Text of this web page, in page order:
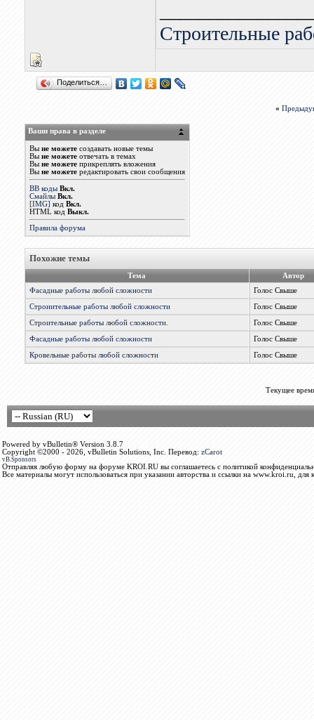
Строительные
Поделиться…
«
Ваши права в разделе
Вы не можетесоздавать новые темы
Вы не можетеотвечать в темах
Вы не можетеприкреплять вложения
Вы не можетередактировать свои сообщения
BB коды Вкл.
Смайлы Вкл.
[IMG] код Вкл.
HTML код Выкл.
Правила форума
Похожие темы
Тема
Автор
Фасадные работы любой сложности
Голос Свыше
Строиительные работы любой сложности Голос Свыше
Строительные работы любой сложности. Голос Свыше
Фасадные работы любой сложности Голос Свыше
Кровельные работы любой сложности Голос Свыше
Текущее
Powered by vBulletin® Version 3.8.7
Copyright ©2000 - 2026, vBulletin Solutions, Inc. Перевод: zCarot
vB.Sponsors
Отправляя любую форму на форуме KROI.RU вы соглашаетесь с политикой
Все материалы могут использоваться при указании авторства и ссылки на www.kroi.ru, для